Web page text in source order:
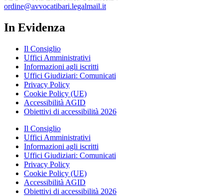
ordine@avvocatibari.legalmail.it
In Evidenza
Il Consiglio
Uffici Amministrativi
Informazioni agli iscritti
Uffici Giudiziari: Comunicati
Privacy Policy
Cookie Policy (UE)
Accessibilità AGID
Obiettivi di accessibilità 2026
Il Consiglio
Uffici Amministrativi
Informazioni agli iscritti
Uffici Giudiziari: Comunicati
Privacy Policy
Cookie Policy (UE)
Accessibilità AGID
Obiettivi di accessibilità 2026